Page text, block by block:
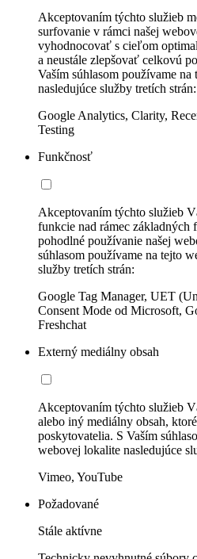
Akceptovaním týchto služieb
surfovanie v rámci našej
vyhodnocovať s cieľom
a neustále zlepšovať celkovú
Vaším súhlasom používame
nasledujúce služby tretích strán:
Google Analytics, Clarity,
Testing
Funkčnosť
Akceptovaním týchto služieb
funkcie nad rámec
pohodlné používanie našej
súhlasom používame na tejto
služby tretích strán:
Google Tag Manager, UET
Consent Mode od Microsoft,
Freshchat
Externý mediálny obsah
Akceptovaním týchto služieb
alebo iný mediálny obsah,
poskytovatelia. S Vaším
webovej lokalite nasledujúce
Vimeo, YouTube
Požadované
Stále aktívne